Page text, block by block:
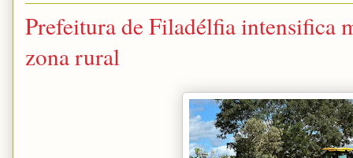
Prefeitura de Filadélfia intensifica
zona rural